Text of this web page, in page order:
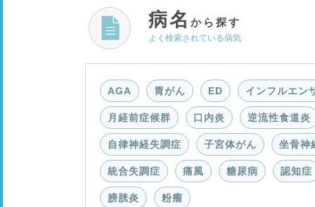
病名 から探す
よく検索されている病気
AGA 胃がん ED インフルエン
月経前症候群 口内炎 逆流性食道炎
自律神経失調症 子宮体がん 坐骨神
統合失調症 痛風 糖尿病 認知症
膀胱炎 粉瘤